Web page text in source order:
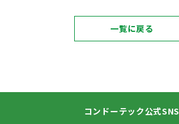
一覧に戻る
コンドーテック公式SNS